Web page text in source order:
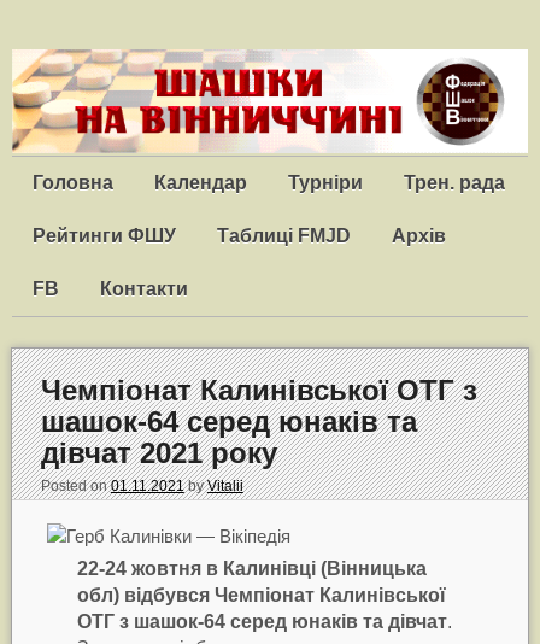
Головна Календар Турніри Трен. рада
Рейтинги ФШУ Таблиці FMJD Архів
FB Контакти
Чемпіонат Калинівської ОТГ з
шашок-64 серед юнаків та
дівчат 2021 року
Posted on01.11.2021 byVitalii
22-24 жовтня в Калинівці (Вінницька
обл) відбувся Чемпіонат Калинівської
ОТГ з шашок-64 серед юнаків та дівчат.